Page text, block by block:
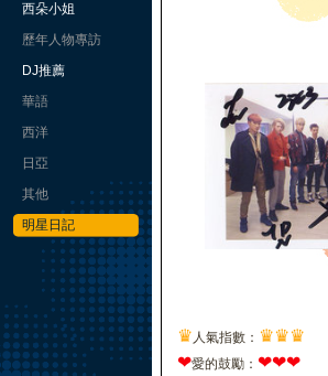
西朵小姐
歷年人物專訪
DJ推薦
華語
西洋
日亞
其他
明星日記
♛ 人氣指數： ♛♛♛
❤愛的鼓勵： ❤❤❤